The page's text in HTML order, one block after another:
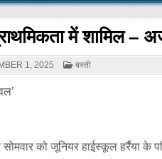
में शामिल –
1, 2025
POSTED
IN
बस्ती
को जूनियर हाईस्कूल हर्रैया के